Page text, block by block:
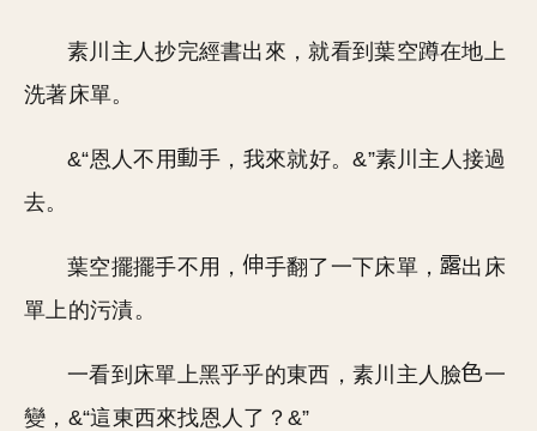
素川主人抄完經書出來，就看到葉空蹲在地上
洗著床單。
&“恩人不用
手，我來就好。&”素川主人接過
去。
葉空擺擺手不用， 手翻了一下床單，
出床
單上的污漬。
一看到床單上黑乎乎的東西，素川主人臉
一
變，&“這東西來找恩人了？&”